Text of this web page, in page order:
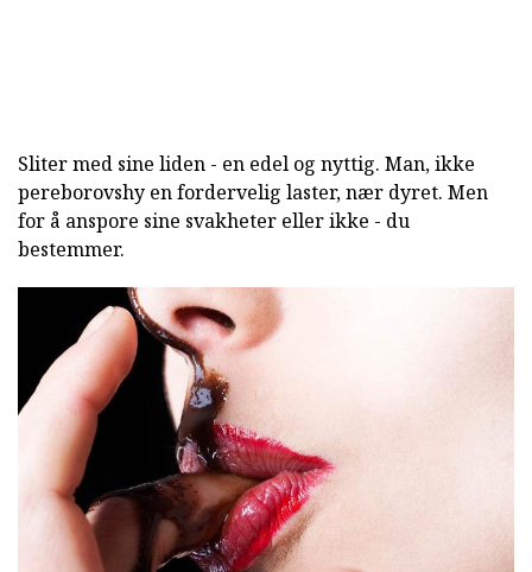
Sliter med sine liden - en edel og nyttig. Man, ikke
pereborovshy en fordervelig laster, nær dyret. Men
for å anspore sine svakheter eller ikke - du
bestemmer.